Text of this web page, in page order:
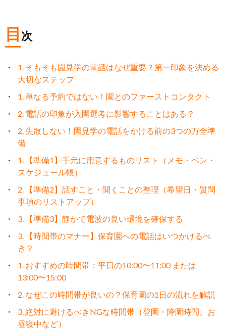
目 次
1. そもそも園見学の電話はなぜ重要？第一印象を決める
大切なステップ
1. 単なる予約ではない！園とのファーストコンタクト
2. 電話の印象が入園選考に影響することはある？
2. 失敗しない！園見学の電話をかける前の3つの万全準
備
1. 【準備1】手元に用意するものリスト（メモ・ペン・
スケジュール帳）
2. 【準備2】話すこと・聞くことの整理（希望日・質問
事項のリストアップ）
3. 【準備3】静かで電波の良い環境を確保する
3. 【時間帯のマナー】保育園への電話はいつかけるべ
き？
1. おすすめの時間帯：平日の10:00〜11:00 または
13:00〜15:00
2. なぜこの時間帯が良いの？保育園の1日の流れを解説
3. 絶対に避けるべきNGな時間帯（登園・降園時間、お
昼寝中など）